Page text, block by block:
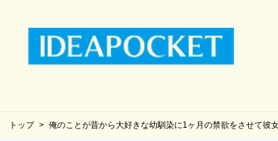
トップ 俺のことが昔から大好きな幼馴染に1ヶ月の禁欲をさせて彼